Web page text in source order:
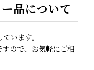
品について
います。
ので、お気軽にご相